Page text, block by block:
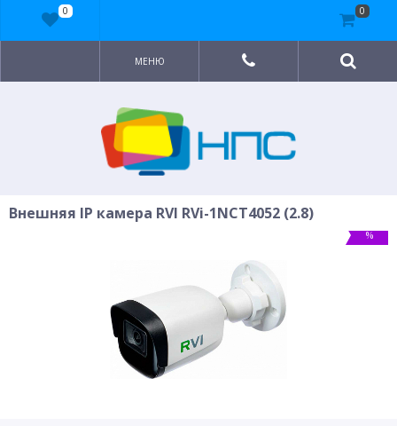
МЕНЮ
Внешняя IP камера RVI RVi-1NCT4052 (2.8)
%
0 0